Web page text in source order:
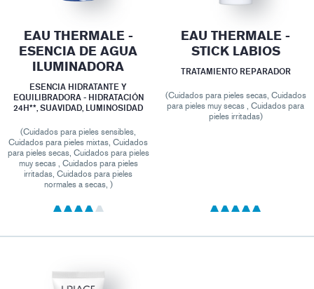
EAU THERMALE -
ESENCIA DE AGUA
ILUMINADORA
ESENCIA HIDRATANTE Y
EQUILIBRADORA - HIDRATACIÓN
24H**, SUAVIDAD, LUMINOSIDAD
(Cuidados para pieles sensibles,
Cuidados para pieles mixtas, Cuidados
para pieles secas, Cuidados para pieles
muy secas , Cuidados para pieles
irritadas, Cuidados para pieles
normales a secas, )
EAU THERMALE -
STICK LABIOS
TRATAMIENTO REPARADOR
(Cuidados para pieles secas, Cuidados
para pieles muy secas , Cuidados para
pieles irritadas)